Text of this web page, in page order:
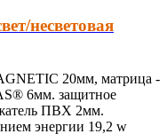
несветовая
20мм, матрица -
6мм. защитное
ПВХ 2мм.
энергии 19,2 w